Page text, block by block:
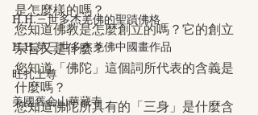
H.H.三世多杰羌佛的聖蹟佛格
H.H.第三世多杰羌佛中國畫作品
旺扎上尊
美國舊金山華藏寺
是怎麼樣的嗎？
您知道佛教是怎麼創立的嗎？它的創立
宗旨又是什麼？
您知道「佛陀」這個詞所代表的含義是
什麼嗎？
您知道佛陀所具有的「三身」是什麼含